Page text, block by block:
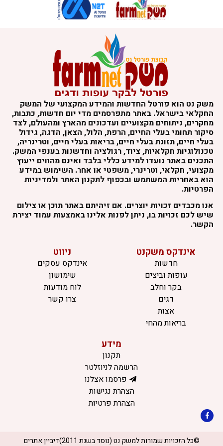
משק נט הוא פורטל החדשות והמידע המקצועי של המשק
החקלאי בישראל. באתר מתפרסמים מדי יום חדשות, כתבות,
מחקרים, ניתוחים מקצועיים ועדכונים מהארץ ומהעולם, לצד
סיקור תחומי בעלי החיים, הרפת, הלול, הצאן, הדגה, גידול
בעלי חיים, תזונת בעלי חיים, בריאות בעלי חיים, וטרינריה,
טכנולוגיות חקלאיות, ציוד, רגולציה וחדשנות בענפי המשק.
התכנים באתר נועדו למידע כללי בלבד ואינם מהווים ייעוץ
מקצועי, חקלאי, וטרינרי, משפטי או אחר. השימוש במידע
הוא באחריות המשתמש ובכפוף לתקנון האתר ולמדיניות
הפרטיות.
אנו מכבדים זכויות יוצרים. אם זיהיתם באתר תוכן או צילום
שיש לכם זכויות בו, ניתן לפנות אלינו באמצעות עמוד יצירת
הקשר.
אינדקס משקנט
חדשות
עופות וביצים
בקר וחלב
דגים
אצות
בריאות מהחי
ניווט
אינדקס עסקים
שימושון
לוח מודעות
צרו קשר
מידע
תקנון
הרשמה לניוזלטר
פרסמו אצלנו
הצהרת נגישות
הצהרת פרטיות
©כל הזכויות שמורות למשק נט (נוסד בשנת 2011) דיביין אתרים